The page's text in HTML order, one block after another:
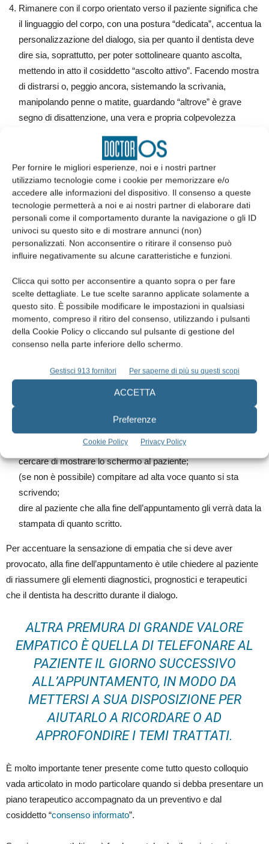
Per fornire le migliori esperienze, noi e i nostri partner
utilizziamo tecnologie come i cookie per memorizzare e/o
accedere alle informazioni del dispositivo. Il consenso a queste
tecnologie permetterà a noi e ai nostri partner di elaborare dati
personali come il comportamento durante la navigazione o gli ID
univoci su questo sito e di mostrare annunci (non)
personalizzati. Non acconsentire o ritirare il consenso può
influire negativamente su alcune caratteristiche e funzioni.
Clicca qui sotto per acconsentire a quanto sopra o per fare
scelte dettagliate. Le tue scelte saranno applicate solamente a
questo sito. È possibile modificare le impostazioni in qualsiasi
momento, compreso il ritiro del consenso, utilizzando i pulsanti
della Cookie Policy o cliccando sul pulsante di gestione del
consenso nella parte inferiore dello schermo.
Gestisci 913 fornitori Per saperne di più su questi scopi
ACCETTA
Preferenze
Cookie Policy Privacy Policy
Rimanere con il corpo orientato verso il paziente significa che
il linguaggio del corpo, con una postura “dedicata”, accentua la
personalizzazione del dialogo, sia per quanto il dentista deve
dire sia, soprattutto, per poter sottolineare quanto ascolta,
mettendo in atto il cosiddetto “ascolto attivo”. Facendo mostra
di distrarsi o, peggio ancora, sistemando la scrivania,
manipolando penne o matite, guardando “altrove” è grave
segno di disattenzione, una vera e propria colpevolezza
Ascolto attivo significa non interrompere mai il paziente,
lasciandolo parlare quanto più è disposto a fare: è tuttavia
importante che gli si faccia comprendere come lo stiamo
ascoltando attentamente annuendo energicamente a qualche
passaggio importante, oppure ripetendo ad alta voce qualche
parola che abbia avuto peso nel discorso.
Nel testo ho scritto più volte come non si debba avere paura
delle parole, come, ad esempio, dire che dobbiamo imparare a
funzionale. Un elemento che può dimostrare al paziente la
nostra partecipazione è quello di prendere appunti su un block-
notes tenuto in grembo. Alla fine della parte preliminare del
colloquio mostreremo di ripassare alcuni punti che abbiamo
trascritto in modo che il paziente ci possa chiarire qualche
dubbio rimasto in sospeso.
Uno dei momenti più indisponenti per il paziente è quello in cui
il dentista si mette a scrivere sul computer, tanto peggio se il
paziente non è messo in condizione di vedere lo schermo. In
cercare di mostrare lo schermo al paziente;
(se non è possibile) compitare ad alta voce quanto si sta
scrivendo;
dire al paziente che alla fine dell’appuntamento gli verrà data la
stampata di quanto scritto.
Per accentuare la sensazione di empatia che si deve aver
provocato, alla fine dell’appuntamento è utile chiedere al paziente
di riassumere gli elementi diagnostici, prognostici e terapeutici
che il dentista ha descritto durante il dialogo.
ALTRA PREMURA DI GRANDE VALORE
EMPATICO È QUELLA DI TELEFONARE AL
PAZIENTE IL GIORNO SUCCESSIVO
ALL’APPUNTAMENTO, IN MODO DA
METTERSI A SUA DISPOSIZIONE PER
AIUTARLO A RICORDARE O AD
APPROFONDIRE I TEMI TRATTATI.
È molto importante tener presente come tutto questo colloquio
vada articolato in modo particolare quando si debba presentare un
piano terapeutico accompagnato da un preventivo e dal
cosiddetto “consenso informato”.